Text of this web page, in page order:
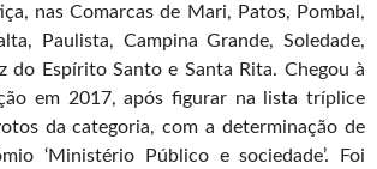
nas Comarcas de Mari, Patos, Pombal,
Paulista, Campina Grande, Soledade,
do Espírito Santo e Santa Rita. Chegou à
em 2017, após figurar na lista tríplice
da categoria, com a determinação de
‘Ministério Público e sociedade’. Foi